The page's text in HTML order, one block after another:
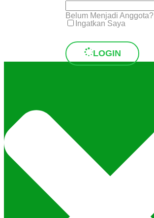
Ingatkan Saya
LOGIN
Belum Menjadi Anggota?